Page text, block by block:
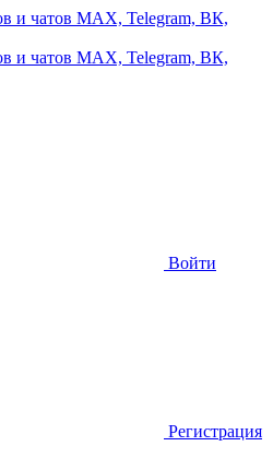
Войти
Регистрация